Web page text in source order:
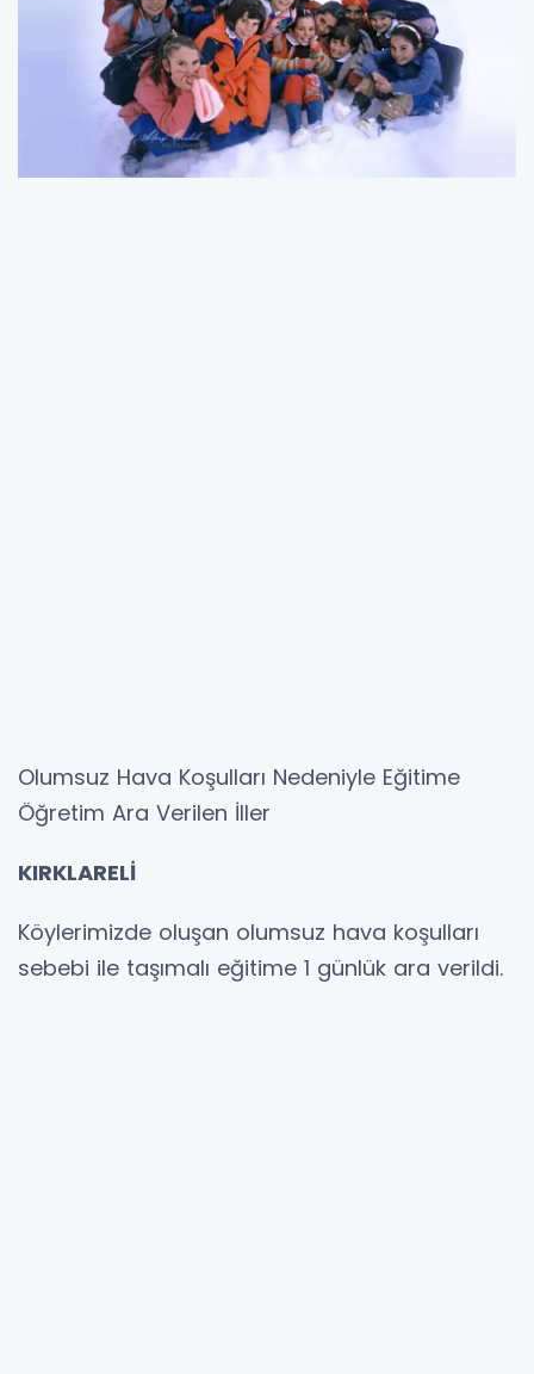
Olumsuz Hava Koşulları Nedeniyle Eğitime
Öğretim Ara Verilen İller
KIRKLARELİ
Köylerimizde oluşan olumsuz hava koşulları
sebebi ile taşımalı eğitime 1 günlük ara verildi.